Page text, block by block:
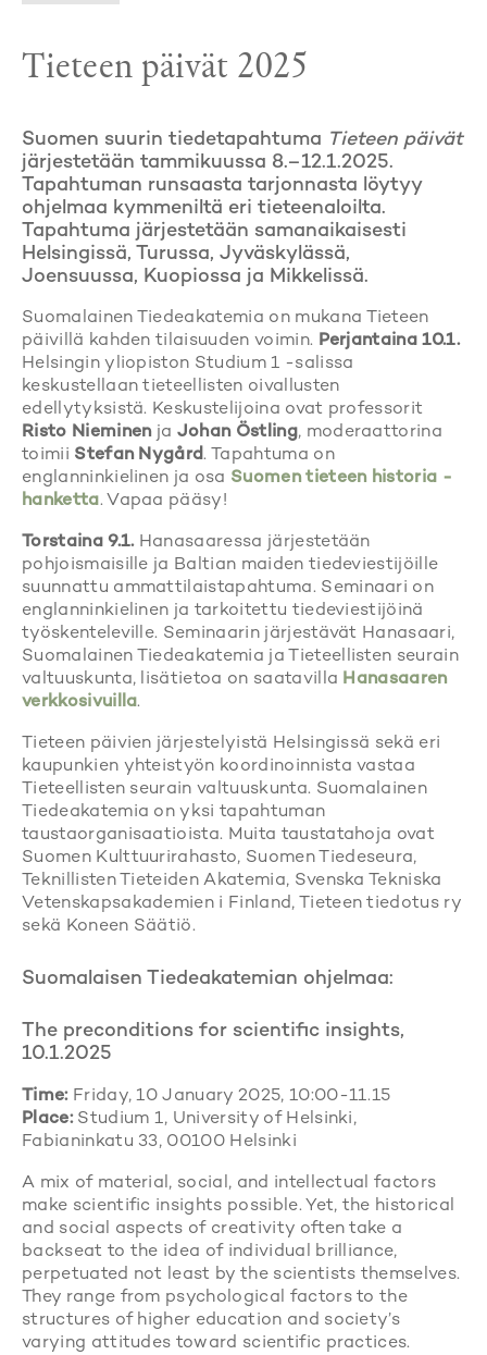
Tieteen päivät 2025
Suomen suurin tiedetapahtuma Tieteen päivät
järjestetään tammikuussa 8.–12.1.2025.
Tapahtuman runsaasta tarjonnasta löytyy
ohjelmaa kymmeniltä eri tieteenaloilta.
Tapahtuma järjestetään samanaikaisesti
Helsingissä, Turussa, Jyväskylässä,
Joensuussa, Kuopiossa ja Mikkelissä.
Suomalainen Tiedeakatemia on mukana Tieteen
päivillä kahden tilaisuuden voimin. Perjantaina 10.1.
Helsingin yliopiston Studium 1 -salissa
keskustellaan tieteellisten oivallusten
edellytyksistä. Keskustelijoina ovat professorit
Risto Nieminenja Johan Östling, moderaattorina
toimii Stefan Nygård. Tapahtuma on
englanninkielinen ja osa Suomen tieteen historia -
hanketta. Vapaa pääsy!
Torstaina 9.1.Hanasaaressa järjestetään
pohjoismaisille ja Baltian maiden tiedeviestijöille
suunnattu ammattilaistapahtuma. Seminaari on
englanninkielinen ja tarkoitettu tiedeviestijöinä
työskenteleville. Seminaarin järjestävät Hanasaari,
Suomalainen Tiedeakatemia ja Tieteellisten seurain
valtuuskunta, lisätietoa on saatavilla Hanasaaren
verkkosivuilla.
Tieteen päivien järjestelyistä Helsingissä sekä eri
kaupunkien yhteistyön koordinoinnista vastaa
Tieteellisten seurain valtuuskunta. Suomalainen
Tiedeakatemia on yksi tapahtuman
taustaorganisaatioista. Muita taustatahoja ovat
Suomen Kulttuurirahasto, Suomen Tiedeseura,
Teknillisten Tieteiden Akatemia, Svenska Tekniska
Vetenskapsakademien i Finland, Tieteen tiedotus ry
sekä Koneen Säätiö.
Suomalaisen Tiedeakatemian ohjelmaa:
The preconditions for scientific insights,
10.1.2025
Time:Friday, 10 January 2025, 10:00-11.15
Place: Studium 1, University of Helsinki,
Fabianinkatu 33, 00100 Helsinki
A mix of material, social, and intellectual factors
make scientific insights possible. Yet, the historical
and social aspects of creativity often take a
backseat to the idea of individual brilliance,
perpetuated not least by the scientists themselves.
They range from psychological factors to the
structures of higher education and society’s
varying attitudes toward scientific practices.